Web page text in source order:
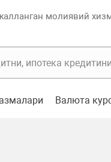
молиявий
Валюта